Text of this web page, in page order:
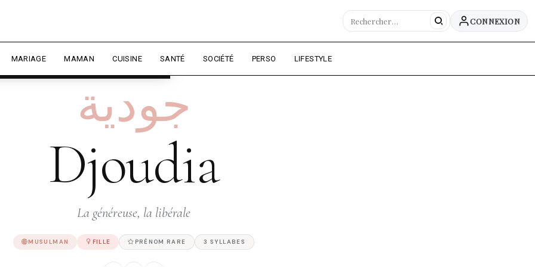
et mesurer l'audience. CONNEXION
MARIAGE MAMAN CUISINE SANTÉ SOCIÉTÉ PERSO LIFESTYLE
جودية
Djoudia
La généreuse, la libérale
MUSULMAN FILLE PRÉNOM RARE 3 SYLLABES